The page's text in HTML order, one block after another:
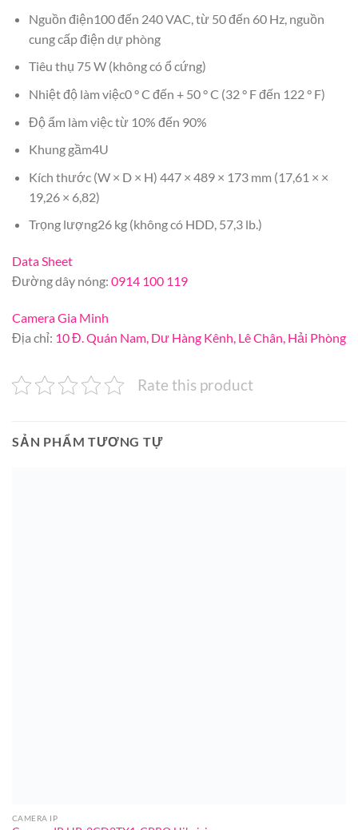
Nguồn điện100 đến 240 VAC, từ 50 đến 60 Hz, nguồn
cung cấp điện dự phòng
Tiêu thụ 75 W (không có ổ cứng)
Nhiệt độ làm việc0 ° C đến + 50 ° C (32 ° F đến 122 ° F)
Độ ẩm làm việc từ 10% đến 90%
Khung gầm4U
Kích thước (W × D × H) 447 × 489 × 173 mm (17,61 × ×
19,26 × 6,82)
Trọng lượng26 kg (không có HDD, 57,3 lb.)
Data Sheet
Đường dây nóng: 0914 100 119
Camera Gia Minh
Địa chỉ: 10 Đ. Quán Nam, Dư Hàng Kênh, Lê Chân, Hải Phòng
Rate this product
SẢN PHẨM TƯƠNG TỰ
CAMERA IP